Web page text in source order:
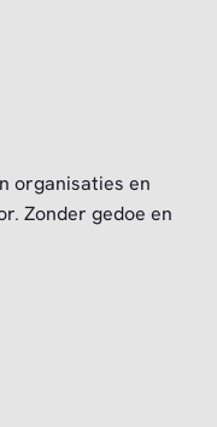
organisaties en
Zonder gedoe en